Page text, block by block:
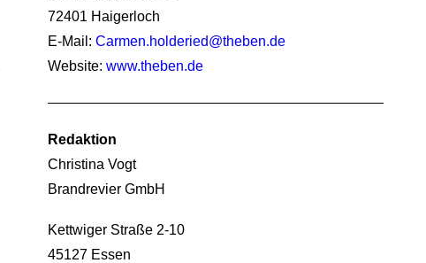
72401 Haigerloch
E-Mail: Carmen.holderied@theben.de
Website: www.theben.de
Redaktion
Christina Vogt
Brandrevier GmbH
Kettwiger Straße 2-10
45127 Essen